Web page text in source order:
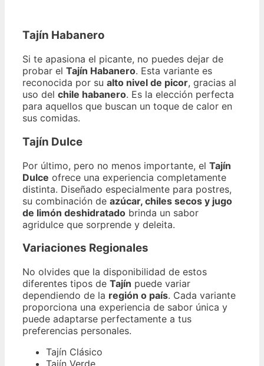
Tajín Habanero
Si te apasiona el picante, no puedes dejar de
probar el Tajín Habanero. Esta variante es
reconocida por su alto nivel de picor, gracias al
uso del chile habanero. Es la elección perfecta
para aquellos que buscan un toque de calor en
sus comidas.
Tajín Dulce
Por último, pero no menos importante, el Tajín
Dulce ofrece una experiencia completamente
distinta. Diseñado especialmente para postres,
su combinación de azúcar, chiles secos y jugo
de limón deshidratado brinda un sabor
agridulce que sorprende y deleita.
Variaciones Regionales
No olvides que la disponibilidad de estos
diferentes tipos de Tajín puede variar
dependiendo de la región o país. Cada variante
proporciona una experiencia de sabor única y
puede adaptarse perfectamente a tus
preferencias personales.
Tajín Clásico